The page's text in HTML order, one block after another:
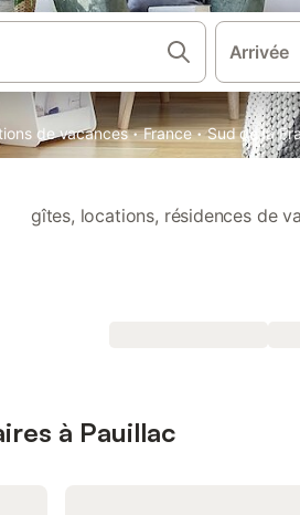
Arrivée
de vacances · France · Sud de la
gîtes, locations, résidences de
à Pauillac